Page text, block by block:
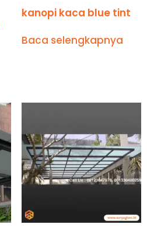
kanopi kaca blue tint
Baca selengkapnya